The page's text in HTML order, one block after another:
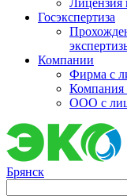
Лицензия
Госэкспертиза
Компании
Фирма с
Компания
ООО с
Брянск